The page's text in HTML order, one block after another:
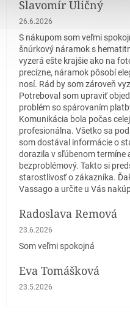
Slavomír Uličný
Hodnotenie obchodu je 5 z 5
26.6.2026
S nákupom som veľmi
šnúrkový náramok s
vyzerá ešte krajšie ako na
precízne, náramok pôsobí
nosí. Rád by som zároveň
Potreboval som upraviť
problém so spárovaním
Komunikácia bola počas
profesionálna. Všetko sa
som dostával informácie o
dorazila v sľúbenom termíne
bezproblémový. Takto si
starostlivosť o zákazníka.
Vassago a určite u Vás
Radoslava Remová
Hodnotenie obchodu je 5 z 5
23.6.2026
Som veľmi spokojná
Eva Tomášková
Hodnotenie obchodu je 5 z 5
23.5.2026